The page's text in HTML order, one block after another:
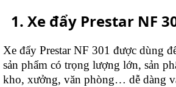
Xe đẩy Prestar NF
Xe đẩy Prestar NF 301 được dùng
sản phẩm có trọng lượng lớn, sản
kho, xưởng, văn phòng… dễ dàng